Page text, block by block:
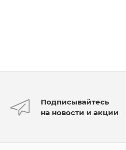
Подписывайтесь
на новости и акции